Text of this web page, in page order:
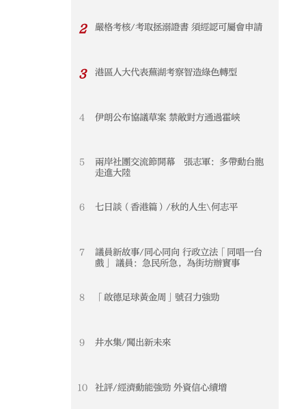
2 嚴格考核/考取拯溺證書 須經認可屬會申請
3 港區人大代表蕪湖考察智造綠色轉型
4 伊朗公布協議草案 禁敵對方通過霍峽
5
兩岸社團交流節開幕 張志軍：多帶動台胞
走進大陸
6 七日談（香港篇）/秋的人生\何志平
7
議員新故事/同心同向 行政立法「同唱一台
戲」 議員：急民所急，為街坊辦實事
8 「啟德足球黃金周」號召力強勁
9 井水集/闖出新未來
10 社評/經濟動能強勁 外資信心續增